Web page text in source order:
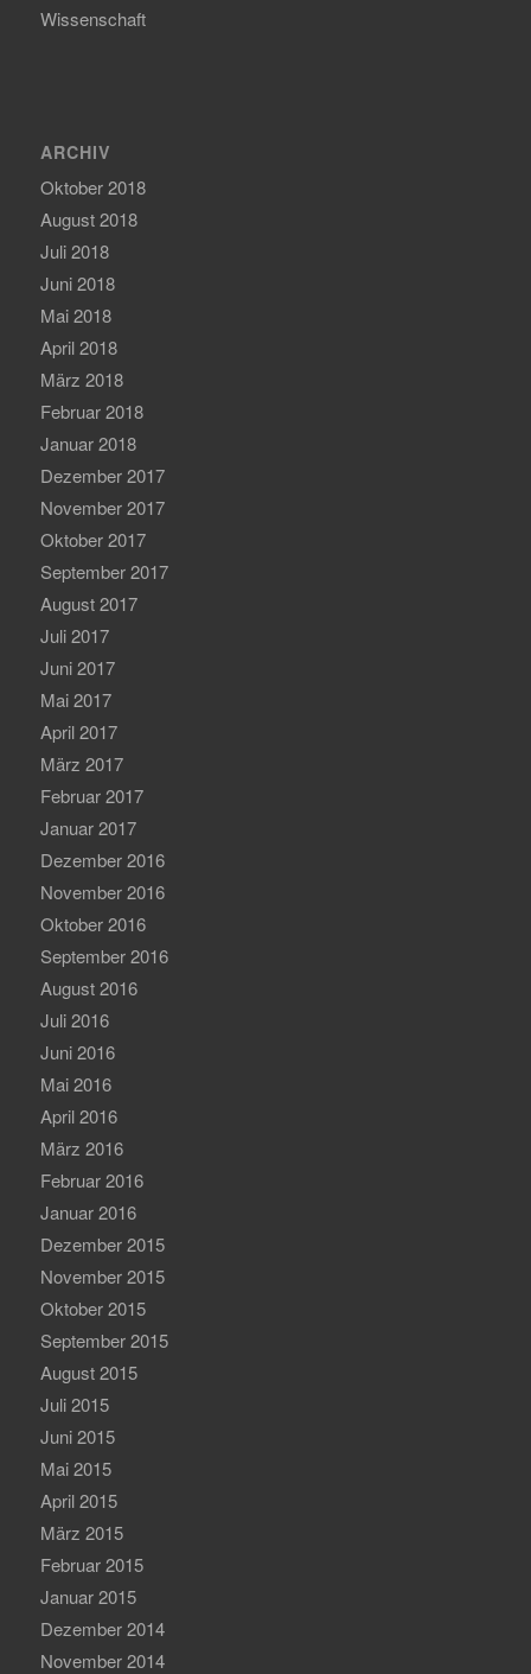
Wissenschaft
ARCHIV
Oktober 2018
August 2018
Juli 2018
Juni 2018
Mai 2018
April 2018
März 2018
Februar 2018
Januar 2018
Dezember 2017
November 2017
Oktober 2017
September 2017
August 2017
Juli 2017
Juni 2017
Mai 2017
April 2017
März 2017
Februar 2017
Januar 2017
Dezember 2016
November 2016
Oktober 2016
September 2016
August 2016
Juli 2016
Juni 2016
Mai 2016
April 2016
März 2016
Februar 2016
Januar 2016
Dezember 2015
November 2015
Oktober 2015
September 2015
August 2015
Juli 2015
Juni 2015
Mai 2015
April 2015
März 2015
Februar 2015
Januar 2015
Dezember 2014
November 2014